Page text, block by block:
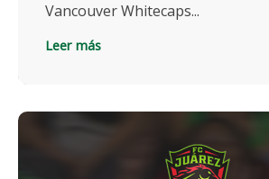
Vancouver Whitecaps...
Leer más